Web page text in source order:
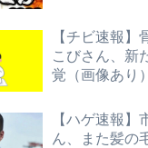
【チビ速報】
こびさん、新
覚（画像あり）
【ハゲ速報】
ん、また髪の